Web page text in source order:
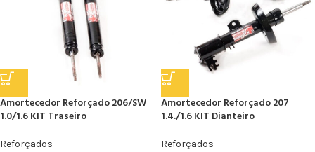
Amortecedor Reforçado 206/SW
1.0/1.6 KIT Traseiro
Reforçados
Amortecedor Reforçado 207
1.4./1.6 KIT Dianteiro
Reforçados